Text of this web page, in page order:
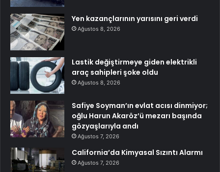
Yen kazançlarının yarısını geri verdi
Ağustos 8, 2026
Lastik değiştirmeye giden elektrikli
araç sahipleri şoke oldu
Ağustos 8, 2026
Safiye Soyman’ın evlat acısı dinmiyor;
oğlu Harun Akaröz’ü mezarı başında
gözyaşlarıyla andı
Ağustos 7, 2026
California’da Kimyasal Sızıntı Alarmı
Ağustos 7, 2026